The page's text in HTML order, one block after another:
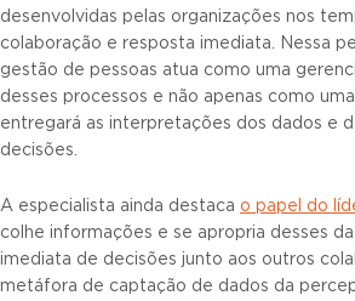
desenvolvidas pelas organizações nos
colaboração e resposta imediata. Nessa
gestão de pessoas atua como uma
desses processos e não apenas como
entregará as interpretações dos dados e
decisões.
A especialista ainda destaca o papel do
colhe informações e se apropria desses
imediata de decisões junto aos outros
metáfora de captação de dados da